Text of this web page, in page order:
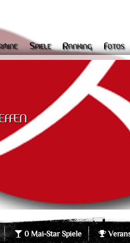
Spiele Ranking Fotos
0 Mai-Star Spiele